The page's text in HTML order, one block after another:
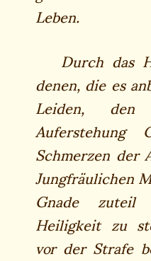
Leben.
Durch das
denen, die es
Leiden,
Schmerzen
Jungfräulichen
Gnade
Heiligkeit zu
vor der Strafe